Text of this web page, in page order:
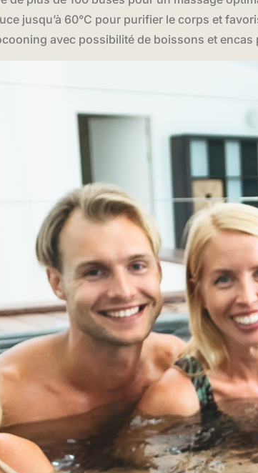
jusqu’à 60°C pour purifier le corps et
avec possibilité de boissons et